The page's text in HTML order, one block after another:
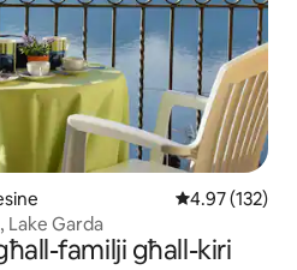
Rating medju
4.97 (132)
Lake Garda
familji għall-kiri